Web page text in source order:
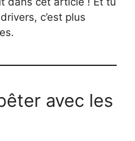
c’est plus
avec les